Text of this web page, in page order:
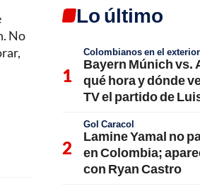
No
Lo último
Colombianos en el exterior
Bayern Múnich vs.
qué hora y dónde
TV el partido de
Gol Caracol
Lamine Yamal no
en Colombia;
con Ryan Castro